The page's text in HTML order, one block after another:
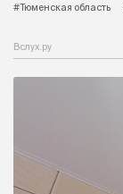
#Тюменская область
Вслух.ру